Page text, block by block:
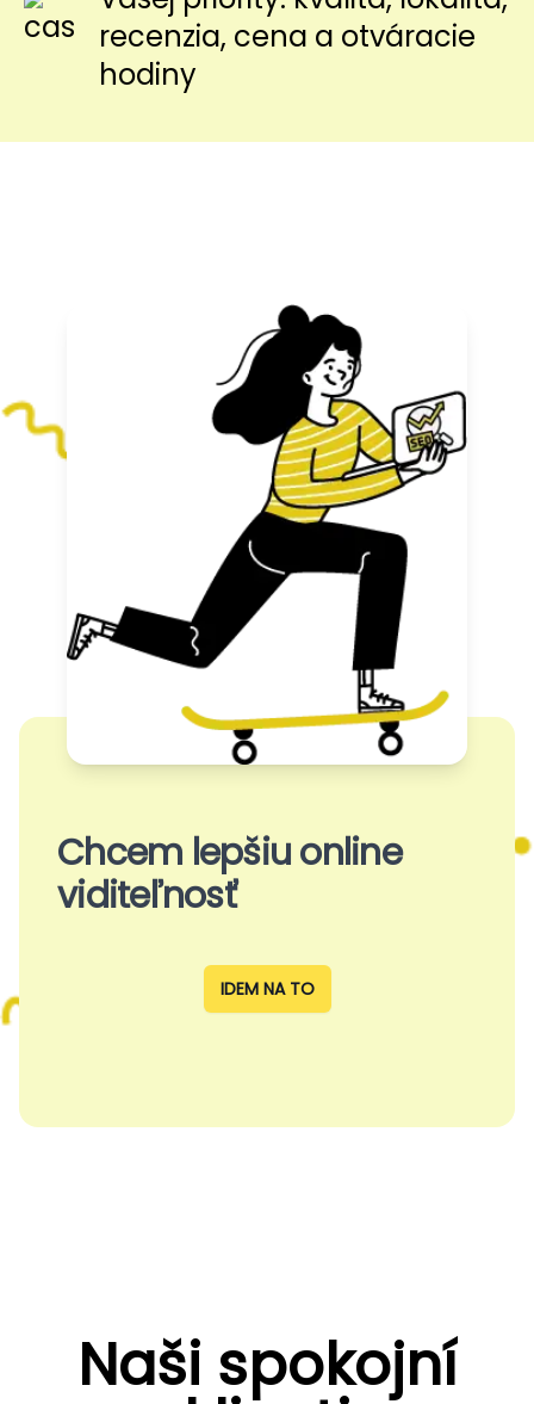
recenzia, cena a otváracie
hodiny
Chcem lepšiu online
viditeľnosť
IDEM NA TO
Naši spokojní